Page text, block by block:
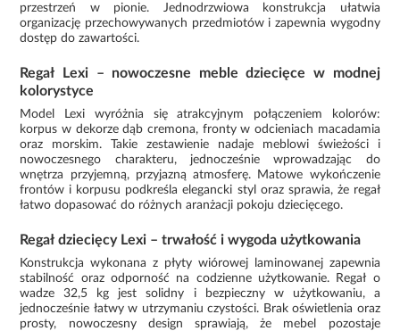
przestrzeń w pionie. Jednodrzwiowa konstrukcja ułatwia
organizację przechowywanych przedmiotów i zapewnia wygodny
dostęp do zawartości.
Regał Lexi – nowoczesne meble dziecięce w modnej
kolorystyce
Model Lexi wyróżnia się atrakcyjnym połączeniem kolorów:
korpus w dekorze dąb cremona, fronty w odcieniach macadamia
oraz morskim. Takie zestawienie nadaje meblowi świeżości i
nowoczesnego charakteru, jednocześnie wprowadzając do
wnętrza przyjemną, przyjazną atmosferę. Matowe wykończenie
frontów i korpusu podkreśla elegancki styl oraz sprawia, że regał
łatwo dopasować do różnych aranżacji pokoju dziecięcego.
Regał dziecięcy Lexi – trwałość i wygoda użytkowania
Konstrukcja wykonana z płyty wiórowej laminowanej zapewnia
stabilność oraz odporność na codzienne użytkowanie. Regał o
wadze 32,5 kg jest solidny i bezpieczny w użytkowaniu, a
jednocześnie łatwy w utrzymaniu czystości. Brak oświetlenia oraz
prosty, nowoczesny design sprawiają, że mebel pozostaje